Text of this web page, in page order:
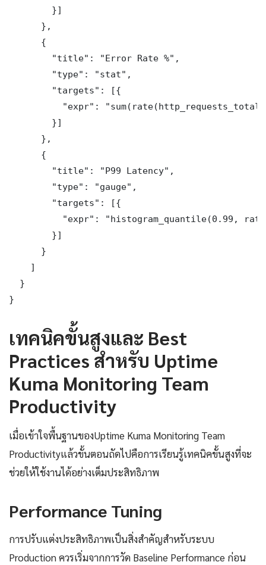
        }]
      },
      {
        "title": "Error Rate %",
        "type": "stat",
        "targets": [{
"expr":
        }]
      },
      {
        "title": "P99 Latency",
        "type": "gauge",
        "targets": [{
"expr": "histogram_quantile(0.99,
        }]
      }
    ]
  }
}
เทคนิคขั้นสูงและ Best
Practices สำหรับ Uptime
Kuma Monitoring Team
Productivity
เมื่อเข้าใจพื้นฐานของUptime Kuma Monitoring Team
Productivityแล้วขั้นตอนถัดไปคือการเรียนรู้เทคนิคขั้นสูงที่จะ
ช่วยให้ใช้งานได้อย่างเต็มประสิทธิภาพ
Performance Tuning
การปรับแต่งประสิทธิภาพเป็นสิ่งสำคัญสำหรับระบบ
Production ควรเริ่มจากการวัด Baseline Performance ก่อน